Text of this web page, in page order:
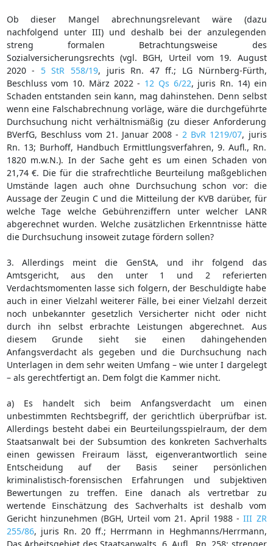
Ob dieser Mangel abrechnungsrelevant wäre (dazu
nachfolgend unter III) und deshalb bei der anzulegenden
streng formalen Betrachtungsweise des
Sozialversicherungsrechts (vgl. BGH, Urteil vom 19. August
2020 - 5 StR 558/19, juris Rn. 47 ff.; LG Nürnberg-Fürth,
Beschluss vom 10. März 2022 - 12 Qs 6/22, juris Rn. 14) ein
Schaden entstanden sein kann, mag dahinstehen. Denn selbst
wenn eine Falschabrechnung vorläge, wäre die durchgeführte
Durchsuchung nicht verhältnismäßig (zu dieser Anforderung
BVerfG, Beschluss vom 21. Januar 2008 - 2 BvR 1219/07, juris
Rn. 13; Burhoff, Handbuch Ermittlungsverfahren, 9. Aufl., Rn.
1820 m.w.N.). In der Sache geht es um einen Schaden von
21,74 €. Die für die strafrechtliche Beurteilung maßgeblichen
Umstände lagen auch ohne Durchsuchung schon vor: die
Aussage der Zeugin C und die Mitteilung der KVB darüber, für
welche Tage welche Gebührenziffern unter welcher LANR
abgerechnet wurden. Welche zusätzlichen Erkenntnisse hätte
die Durchsuchung insoweit zutage fördern sollen?
3. Allerdings meint die GenStA, und ihr folgend das
Amtsgericht, aus den unter 1 und 2 referierten
Verdachtsmomenten lasse sich folgern, der Beschuldigte habe
auch in einer Vielzahl weiterer Fälle, bei einer Vielzahl derzeit
noch unbekannter gesetzlich Versicherter nicht oder nicht
durch ihn selbst erbrachte Leistungen abgerechnet. Aus
diesem Grunde sieht sie einen dahingehenden
Anfangsverdacht als gegeben und die Durchsuchung nach
Unterlagen in dem sehr weiten Umfang – wie unter I dargelegt
– als gerechtfertigt an. Dem folgt die Kammer nicht.
a) Es handelt sich beim Anfangsverdacht um einen
unbestimmten Rechtsbegriff, der gerichtlich überprüfbar ist.
Allerdings besteht dabei ein Beurteilungsspielraum, der dem
Staatsanwalt bei der Subsumtion des konkreten Sachverhalts
einen gewissen Freiraum lässt, eigenverantwortlich seine
Entscheidung auf der Basis seiner persönlichen
kriminalistisch-forensischen Erfahrungen und subjektiven
Bewertungen zu treffen. Eine danach als vertretbar zu
wertende Einschätzung des Sachverhalts ist deshalb vom
Gericht hinzunehmen (BGH, Urteil vom 21. April 1988 -III ZR
255/86, juris Rn. 20 ff.; Herrmann in Heghmanns/Herrmann,
Das Arbeitsgebiet des Staatsanwalts, 6. Aufl., Rn. 258; strenger